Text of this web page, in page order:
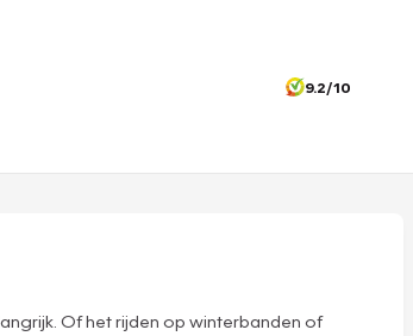
9.2/10
Of het rijden op winterbanden of